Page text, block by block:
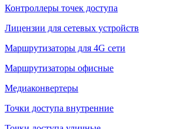
Контроллеры точек доступа
Лицензии для сетевых устройств
Маршрутизаторы для 4G сети
Маршрутизаторы офисные
Медиаконвертеры
Точки доступа внутренние